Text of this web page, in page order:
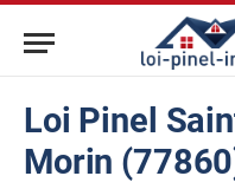
Loi Pinel
Morin